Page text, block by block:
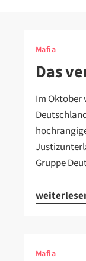
Mafia
Das
Im
Gruppe
Mafia